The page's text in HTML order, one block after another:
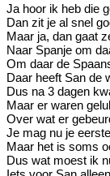
Ja hoor ik heb die
Dan zit je al snel
Maar ja, dan gaat
Naar Spanje om
Om daar de
Daar heeft San de
Dus na 3 dagen
Maar er waren
Over wat er
Je mag nu je
Maar het is soms
Dus wat moest ik